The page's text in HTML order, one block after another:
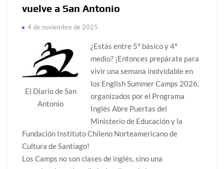
vuelve a San Antonio
4 de noviembre de 2025
El Diario de San
Antonio
¿Estás entre 5° básico y 4°
medio? ¡Entonces prepárate para
vivir una semana inolvidable en
los English Summer Camps 2026,
organizados por el Programa
Inglés Abre Puertas del
Ministerio de Educación y la
Fundación Instituto Chileno Norteamericano de
Cultura de Santiago!
Los Camps no son clases de inglés, sino una